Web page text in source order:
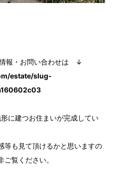
報・お問い合わせは ↓
estate/slug-
に建つお住まいが完成してい
等も見て頂けるかと思いますの
覧ください。